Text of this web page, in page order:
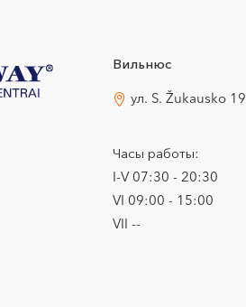
Вильнюс
ул. S. Žukausko 19
Часы работы:
I-V 07:30 - 20:30
VI 09:00 - 15:00
VII --